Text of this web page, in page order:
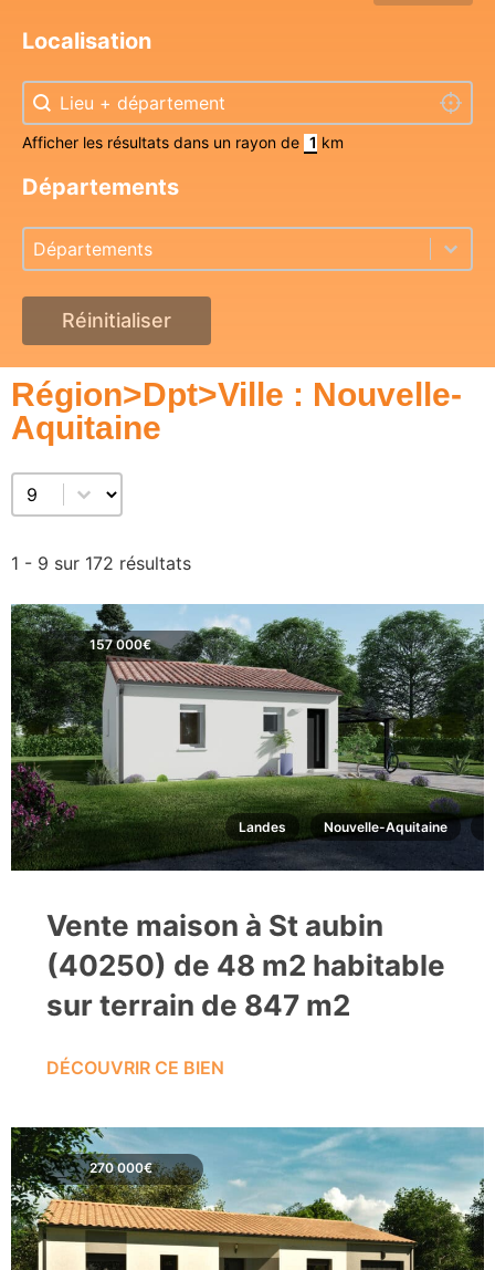
Localisation
Localisation
Localisation
Afficher les résultats dans un rayon de km
Départements
Départements
Départements
Départements
Réinitialiser
Région>Dpt>Ville : Nouvelle-
Aquitaine
Sélectionnez un nombre par page
1 - 9 sur 172 résultats
157 000€
Landes Nouvelle-Aquitaine
Vente maison à St aubin
(40250) de 48 m2 habitable
sur terrain de 847 m2
DÉCOUVRIR CE BIEN
270 000€